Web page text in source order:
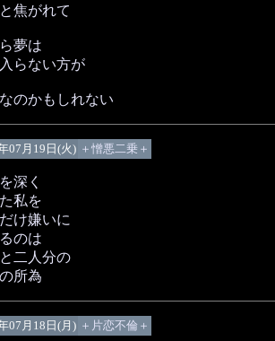
焦がれて
夢は
らない方が
のかもしれない
07月19日(火) ＋憎悪二乗＋
深く
私を
け嫌いに
のは
二人分の
所為
07月18日(月) ＋片恋不倫＋